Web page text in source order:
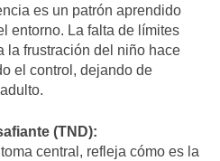
es un patrón aprendido
entorno. La falta de límites
la frustración del niño hace
el control, dejando de
(TND):
central, refleja cómo es la